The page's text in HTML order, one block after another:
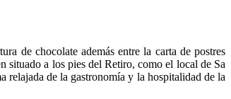
de chocolate además entre la carta de postres
situado a los pies del Retiro, como el local de Sa
relajada de la gastronomía y la hospitalidad de la